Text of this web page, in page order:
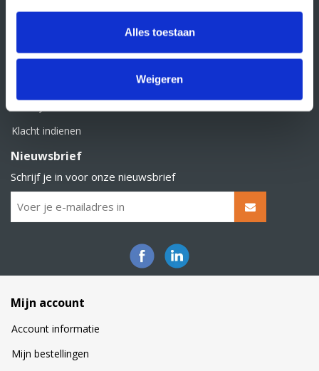
Alles toestaan
Weigeren
Retourbeleid
Klacht indienen
Nieuwsbrief
Schrijf je in voor onze nieuwsbrief
Mijn account
Account informatie
Mijn bestellingen